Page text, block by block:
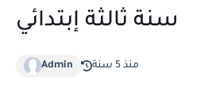
سنة ثالثة إبتدائي
Admin منذ 5 سنة